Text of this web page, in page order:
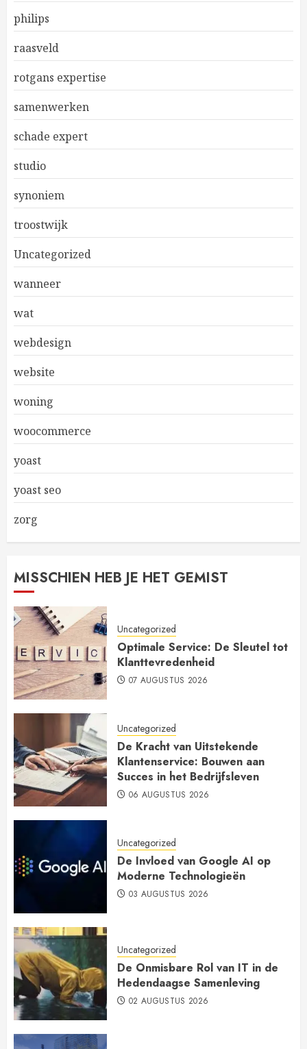
philips
raasveld
rotgans expertise
samenwerken
schade expert
studio
synoniem
troostwijk
Uncategorized
wanneer
wat
webdesign
website
woning
woocommerce
yoast
yoast seo
zorg
MISSCHIEN HEB JE HET GEMIST
Uncategorized
Optimale Service: De Sleutel tot
Klanttevredenheid
07 AUGUSTUS 2026
Uncategorized
De Kracht van Uitstekende
Klantenservice: Bouwen aan
Succes in het Bedrijfsleven
06 AUGUSTUS 2026
Uncategorized
De Invloed van Google AI op
Moderne Technologieën
03 AUGUSTUS 2026
Uncategorized
De Onmisbare Rol van IT in de
Hedendaagse Samenleving
02 AUGUSTUS 2026